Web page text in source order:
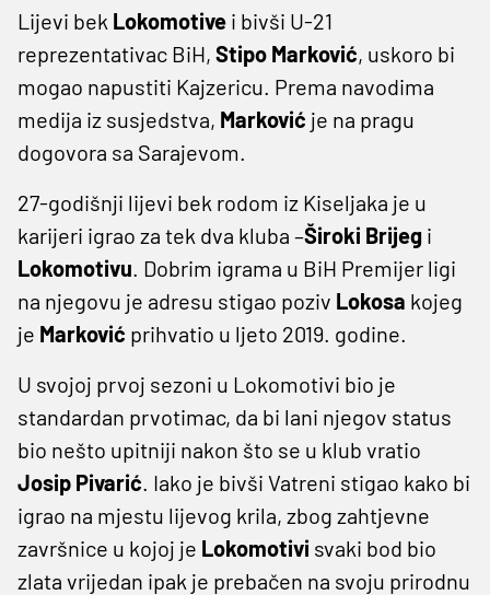
Lijevi bek Lokomotive i bivši U-21
reprezentativac BiH, Stipo Marković, uskoro bi
mogao napustiti Kajzericu. Prema navodima
medija iz susjedstva, Marković je na pragu
dogovora sa Sarajevom.
27-godišnji lijevi bek rodom iz Kiseljaka je u
karijeri igrao za tek dva kluba –Široki Brijeg i
Lokomotivu. Dobrim igrama u BiH Premijer ligi
na njegovu je adresu stigao poziv Lokosa kojeg
je Marković prihvatio u ljeto 2019. godine.
U svojoj prvoj sezoni u Lokomotivi bio je
standardan prvotimac, da bi lani njegov status
bio nešto upitniji nakon što se u klub vratio
Josip Pivarić. Iako je bivši Vatreni stigao kako bi
igrao na mjestu lijevog krila, zbog zahtjevne
završnice u kojoj je Lokomotivi svaki bod bio
zlata vrijedan ipak je prebačen na svoju prirodnu